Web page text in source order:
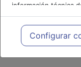
información técnica
meramente
profesionales
cada caso concreto,
necesidades del
Configurar